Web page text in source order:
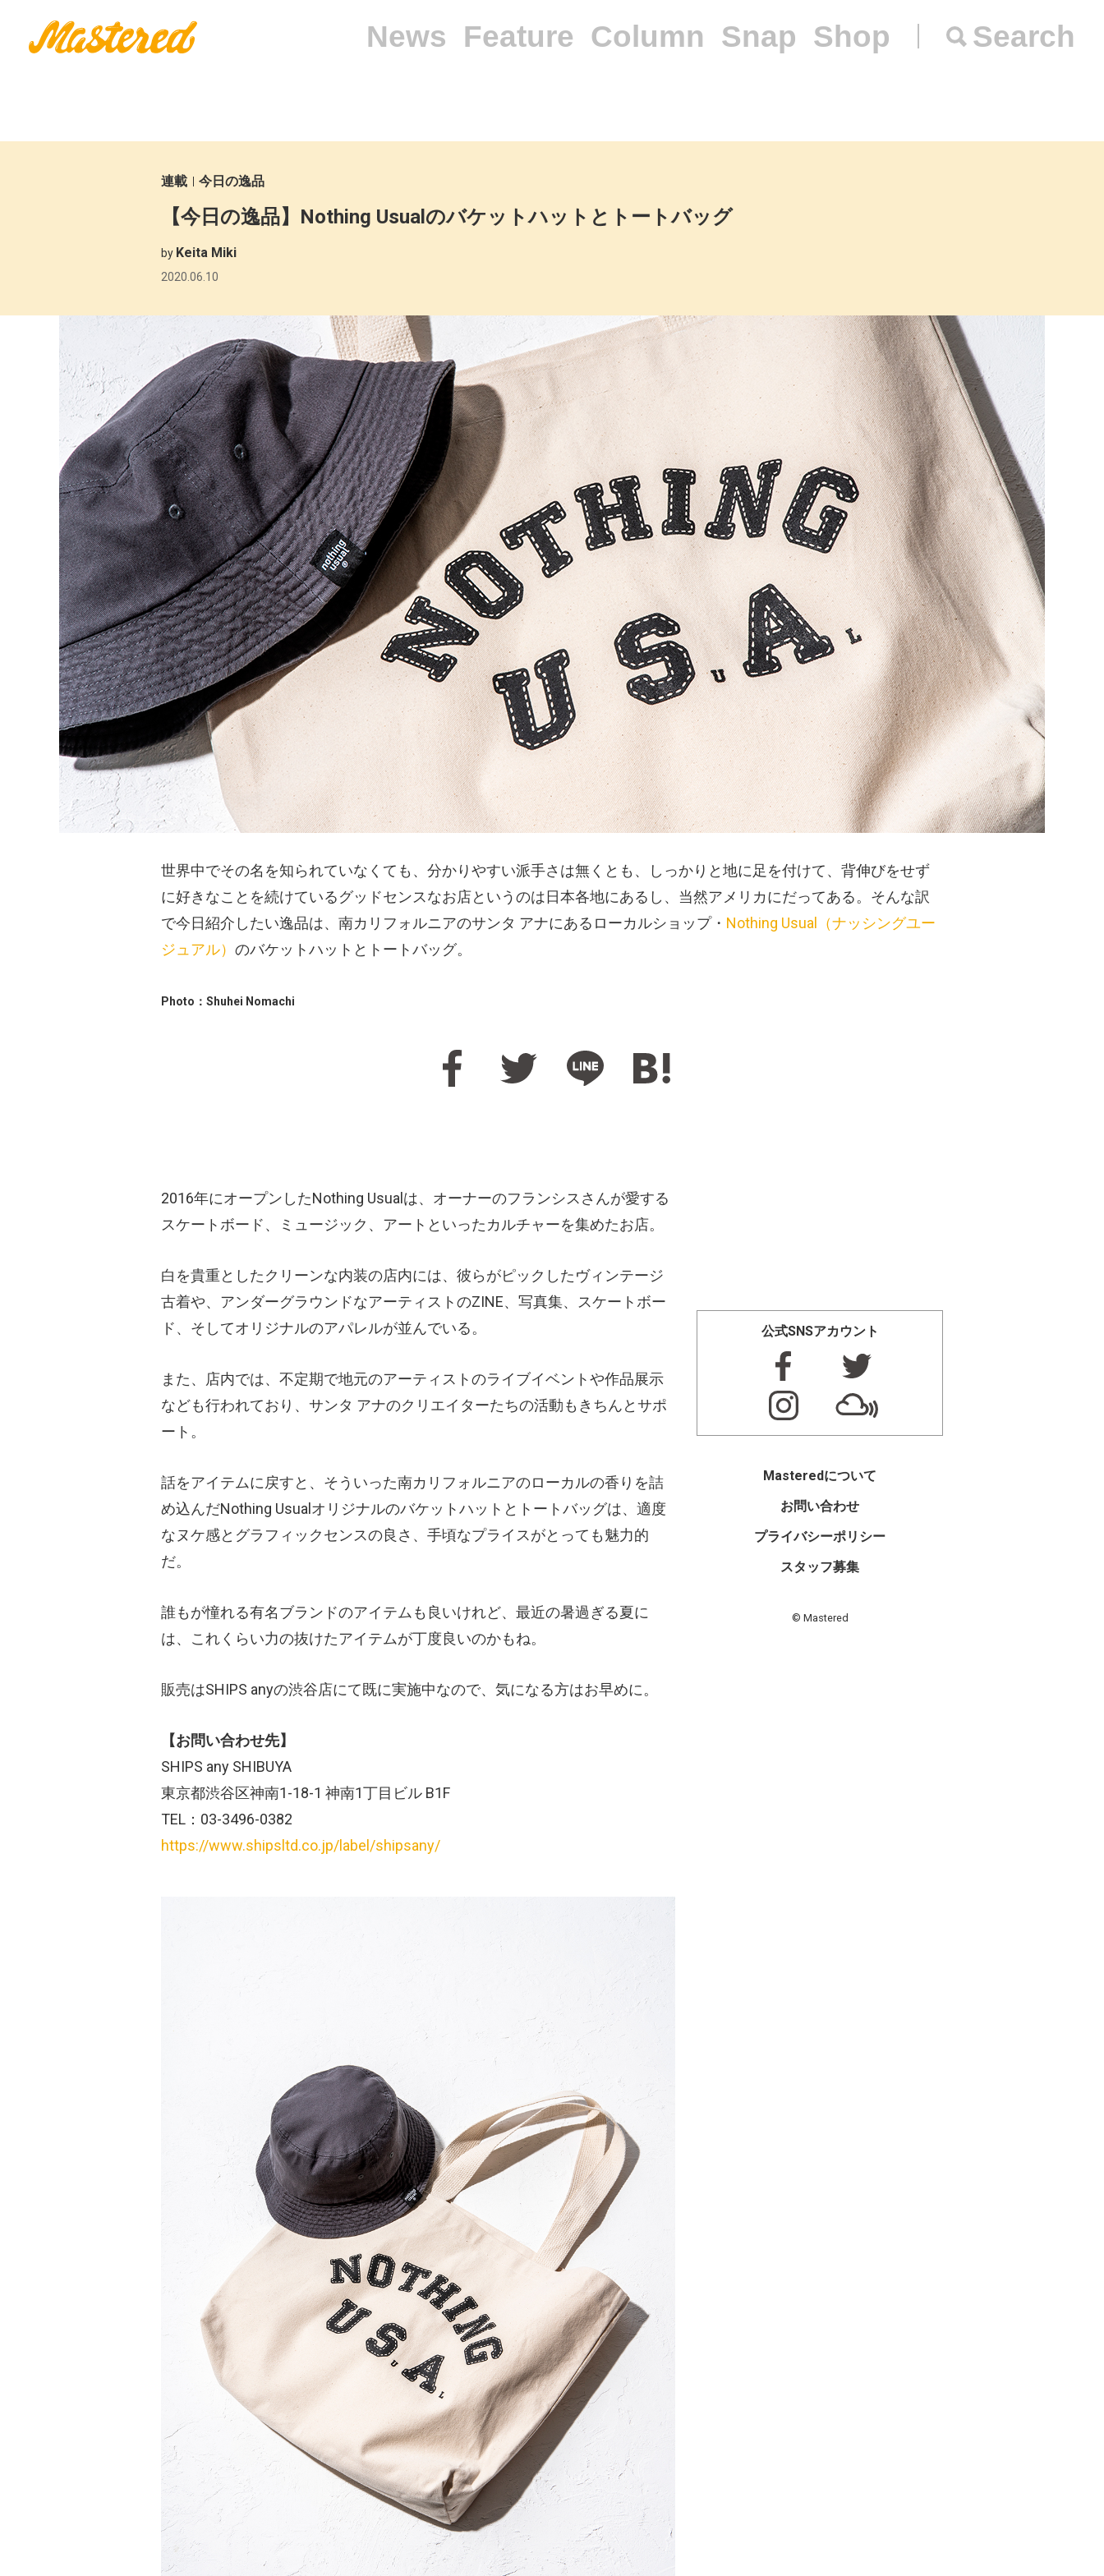
News Feature Column Snap Shop Search
連載 今日の逸品
【今日の逸品】Nothing Usualのバケットハットとトートバッグ
by Keita Miki
2020.06.10
世界中でその名を知られていなくても、分かりやすい派手さは無くとも、しっかりと地に足を付けて、背伸びをせず
に好きなことを続けているグッドセンスなお店というのは日本各地にあるし、当然アメリカにだってある。そんな訳
で今日紹介したい逸品は、南カリフォルニアのサンタ アナにあるローカルショップ・ Nothing Usual（ナッシングユー
ジュアル） のバケットハットとトートバッグ。
Photo：Shuhei Nomachi
2016年にオープンしたNothing Usualは、オーナーのフランシスさんが愛する
スケートボード、ミュージック、アートといったカルチャーを集めたお店。
白を貴重としたクリーンな内装の店内には、彼らがピックしたヴィンテージ
古着や、アンダーグラウンドなアーティストのZINE、写真集、スケートボー
ド、そしてオリジナルのアパレルが並んでいる。
また、店内では、不定期で地元のアーティストのライブイベントや作品展示
なども行われており、サンタ アナのクリエイターたちの活動もきちんとサポ
ート。
話をアイテムに戻すと、そういった南カリフォルニアのローカルの香りを詰
め込んだNothing Usualオリジナルのバケットハットとトートバッグは、適度
なヌケ感とグラフィックセンスの良さ、手頃なプライスがとっても魅力的
だ。
誰もが憧れる有名ブランドのアイテムも良いけれど、最近の暑過ぎる夏に
は、これくらい力の抜けたアイテムが丁度良いのかもね。
販売はSHIPS anyの渋谷店にて既に実施中なので、気になる方はお早めに。
【お問い合わせ先】
SHIPS any SHIBUYA
東京都渋谷区神南1-18-1 神南1丁目ビル B1F
TEL：03-3496-0382
https://www.shipsltd.co.jp/label/shipsany/
公式SNSアカウント
Masteredについて
お問い合わせ
プライバシーポリシー
スタッフ募集
© Mastered